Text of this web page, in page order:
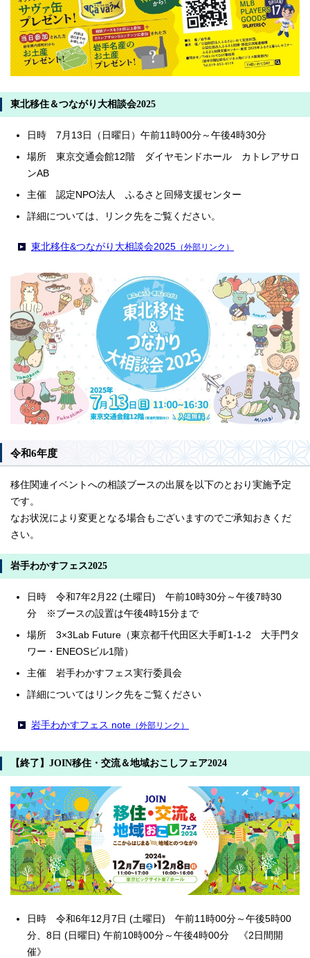
東北移住＆つながり大相談会2025
日時 7月13日（日曜日）午前11時00分～午後4時30分
場所 東京交通会館12階 ダイヤモンドホール カトレアサロ
ンAB
主催 認定NPO法人 ふるさと回帰支援センター
詳細については、リンク先をご覧ください。
東北移住&つながり大相談会2025 （外部リンク）
令和6年度
移住関連イベントへの相談ブースの出展を以下のとおり実施予定
です。
なお状況により変更となる場合もございますのでご承知おきくだ
さい。
岩手わかすフェス2025
日時 令和7年2月22 (土曜日) 午前10時30分～午後7時30
分 ※ブースの設置は午後4時15分まで
場所 3×3Lab Future（東京都千代田区大手町1-1-2 大手門タ
ワー・ENEOSビル1階）
主催 岩手わかすフェス実行委員会
詳細についてはリンク先をご覧ください
岩手わかすフェス note （外部リンク）
【終了】JOIN移住・交流＆地域おこしフェア2024
日時 令和6年12月7日 (土曜日) 午前11時00分～午後5時00
分、8日 (日曜日) 午前10時00分～午後4時00分 《2日間開
催》